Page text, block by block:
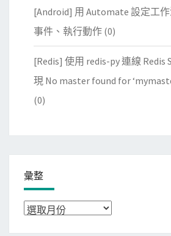
[Android] 用 Automate 設定工
事件、執行動作 (0)
[Redis] 使用 redis-py 連線 Redis
現 No master found for
(0)
彙整
彙